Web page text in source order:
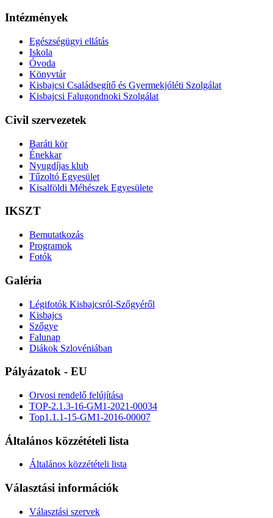
Intézmények
Egészségügyi ellátás
Iskola
Óvoda
Könyvtár
Kisbajcsi Családsegítő és Gyermekjóléti Szolgálat
Kisbajcsi Falugondnoki Szolgálat
Civil szervezetek
Baráti kör
Énekkar
Nyugdíjas klub
Tűzoltó Egyesület
Kisalföldi Méhészek Egyesülete
IKSZT
Bemutatkozás
Programok
Fotók
Galéria
Légifotók Kisbajcsról-Szőgyéről
Kisbajcs
Szőgye
Falunap
Diákok Szlovéniában
Pályázatok - EU
Orvosi rendelő felújítása
TOP-2.1.3-16-GM1-2021-00034
Top1.1.1-15-GM1-2016-00007
Általános közzétételi lista
Általános közzétételi lista
Választási információk
Választási szervek